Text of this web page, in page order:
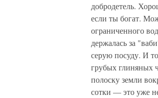
добродетель.
если ты богат.
ограниченного
держалась за
серую посуду. И
грубых глиняных
полоску земли
сотки — это уже